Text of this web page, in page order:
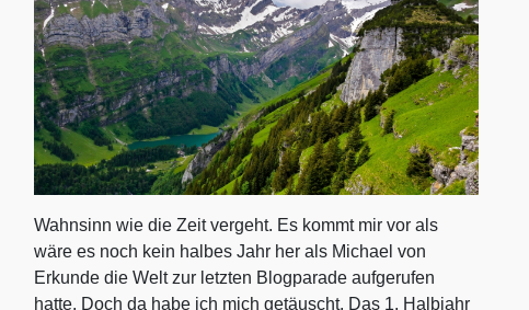
Wahnsinn wie die Zeit vergeht. Es kommt mir vor als
wäre es noch kein halbes Jahr her als Michael von
Erkunde die Welt zur letzten Blogparade aufgerufen
hatte. Doch da habe ich mich getäuscht. Das 1. Halbjahr